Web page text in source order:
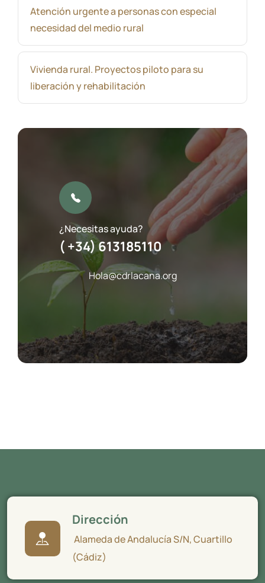
Atención urgente a personas con especial
necesidad del medio rural
Vivienda rural. Proyectos piloto para su
liberación y rehabilitación
¿Necesitas ayuda?
( +34) 613185110
Hola@cdrlacana.org
Dirección
Alameda de Andalucía S/N, Cuartillo
(Cádiz)